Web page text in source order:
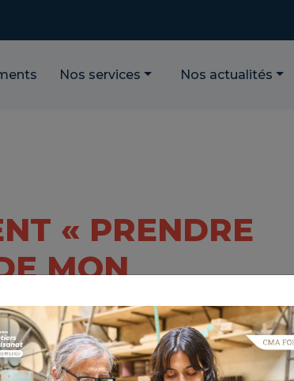
Nos services Nos actualités
« PRENDRE
MON
les Bouches du Rhône ? Bénéficiez du
de moi et de mon entreprise » de la